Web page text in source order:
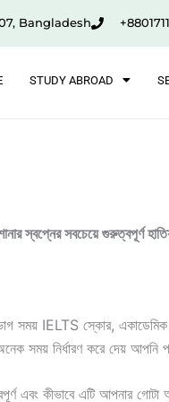
Bangladesh
STUDY ABROAD
স্বপ্নের সবচেয়ে গুরুত্বপূর্ণ
সময় IELTS স্কোর,
সময় নির্ধারণ করে দেয় আপনি
এবং কীভাবে এটি আপনার গোটা